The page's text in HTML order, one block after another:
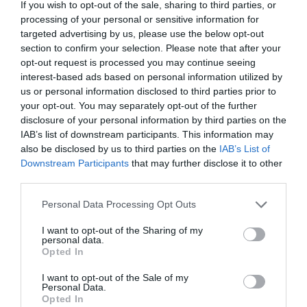
If you wish to opt-out of the sale, sharing to third parties, or
processing of your personal or sensitive information for
targeted advertising by us, please use the below opt-out
section to confirm your selection. Please note that after your
opt-out request is processed you may continue seeing
interest-based ads based on personal information utilized by
us or personal information disclosed to third parties prior to
your opt-out. You may separately opt-out of the further
disclosure of your personal information by third parties on the
IAB’s list of downstream participants. This information may
also be disclosed by us to third parties on the IAB’s List of
Downstream Participants that may further disclose it to other
Please note that this website/app uses one or more Google
not limited to your visit or usage behaviour. You may click to
grant or deny consent to Google and its third-party tags to
use your data for below specified purposes in below Google
consent section.
Personal Data Processing Opt Outs
I want to opt-out of the Sharing of my
personal data.
Opted In
I want to opt-out of the Sale of my
Personal Data.
Opted In
A színész szerint az alkotócsapat soha nem
számított arra, a film ekkora hatással lesz a
popkultúrára.
Hamill úgy érzi, megvolt az ő ideje az univerzumban
és ezt nagyra értékeli, de az alkotóknak most már a
jövőre és az új karakterekre kell koncentrálniuk.
be őket. Mindkét alkotás teljesenúj történet lesz
karakterekkel, miközben természetesen tisztelegni
fognak a klasszikusok előtt is – derül ki a Variety
írásából
A 2026-ban debütáló
The Mandalorian and Grogu